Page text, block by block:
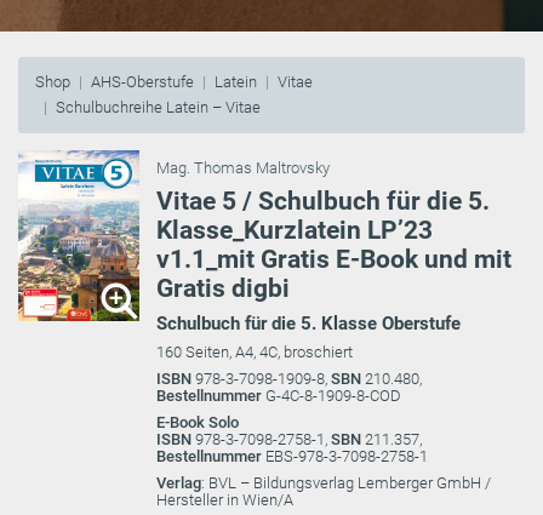
Shop AHS-Oberstufe Latein
Vitae
Schulbuchreihe Latein – Vitae
Mag. Thomas Maltrovsky
Vitae 5 / Schulbuch für die 5.
Klasse_Kurzlatein LP’23
v1.1_mit Gratis E-Book und mit
Gratis digbi
Schulbuch für die 5. Klasse Oberstufe
160 Seiten, A4, 4C, broschiert
ISBN 978-3-7098-1909-8, SBN 210.480,
Bestellnummer G-4C-8-1909-8-COD
E-Book Solo
ISBN 978-3-7098-2758-1, SBN 211.357,
Bestellnummer EBS-978-3-7098-2758-1
Verlag: BVL – Bildungsverlag Lemberger GmbH /
Hersteller in Wien/A